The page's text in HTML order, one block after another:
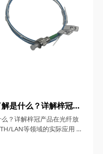
是什么？详解梓冠产
CATV系统、
？详解梓冠产品在光纤放
LAN等领域的实际应用
术迅猛发展的今天，凭借
应用场景，成为了光纤网